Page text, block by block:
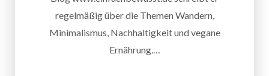
regelmäßig über die Themen Wandern,
Minimalismus, Nachhaltigkeit und vegane
Ernährung.…